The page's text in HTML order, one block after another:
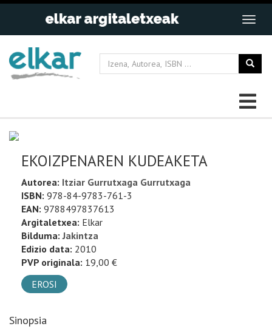
EKOIZPENAREN KUDEAKETA
Autorea: Itziar Gurrutxaga Gurrutxaga
ISBN: 978-84-9783-761-3
EAN: 9788497837613
Argitaletxea: Elkar
Bilduma: Jakintza
Edizio data: 2010
PVP originala: 19,00 €
EROSI
Sinopsia